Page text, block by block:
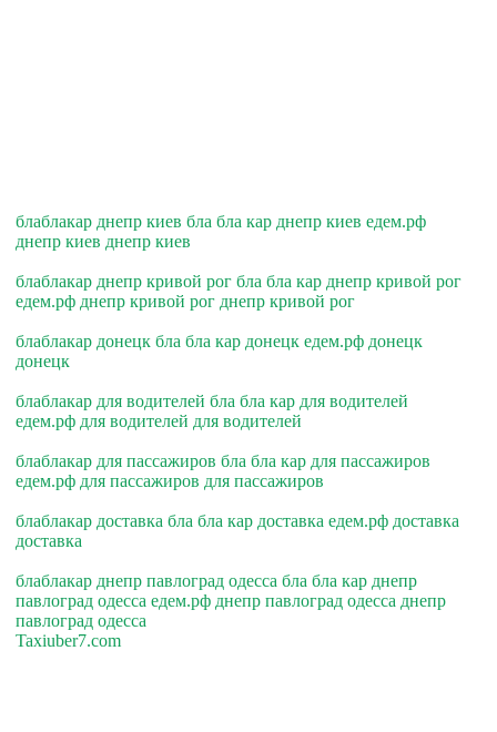
блаблакар днепр киев бла бла кар днепр киев едем.рф
днепр киев днепр киев
блаблакар днепр кривой рог бла бла кар днепр кривой рог
едем.рф днепр кривой рог днепр кривой рог
блаблакар донецк бла бла кар донецк едем.рф донецк
донецк
блаблакар для водителей бла бла кар для водителей
едем.рф для водителей для водителей
блаблакар для пассажиров бла бла кар для пассажиров
едем.рф для пассажиров для пассажиров
блаблакар доставка бла бла кар доставка едем.рф доставка
доставка
блаблакар днепр павлоград одесса бла бла кар днепр
павлоград одесса едем.рф днепр павлоград одесса днепр
павлоград одесса
Taxiuber7.com